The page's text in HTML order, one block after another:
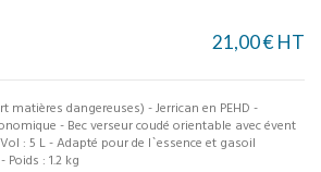
21,00 € HT
matières dangereuses) - Jerrican en PEHD -
- Bec verseur coudé orientable avec évent
: 5 L - Adapté pour de l`essence et gasoil
: 1.2 kg